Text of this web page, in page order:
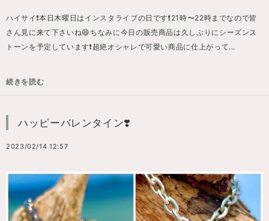
ハイサイ❗️本日木曜日はインスタライブの日です❗️21時〜22時までなので皆
さん見に来て下さいね😄ちなみに今日の販売商品は久しぶりにシーズンス
トーンを予定しています❗️超絶オシャレで可愛い商品に仕上がって...
続きを読む
ハッピーバレンタイン❣️
2023/02/14 12:57